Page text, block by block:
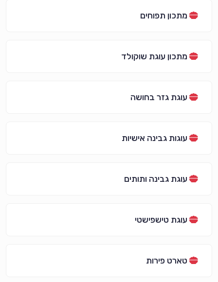
מתכון תפוחים
מתכון עוגת שוקולד
עוגת גזר בחושה
עוגות גבינה אישיות
עוגת גבינה ותותים
עוגת טישפישטי
טארט פירות